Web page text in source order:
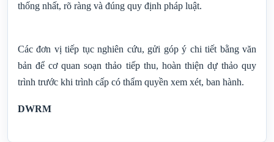
thống nhất, rõ ràng và đúng quy định pháp luật.
Các đơn vị tiếp tục nghiên cứu, gửi góp ý chi tiết bằng văn
bản để cơ quan soạn thảo tiếp thu, hoàn thiện dự thảo quy
trình trước khi trình cấp có thẩm quyền xem xét, ban hành.
DWRM